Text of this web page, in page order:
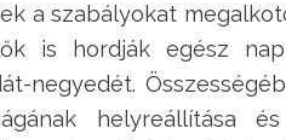
a szabályokat
is hordják egész
negyedét.
helyreállítása